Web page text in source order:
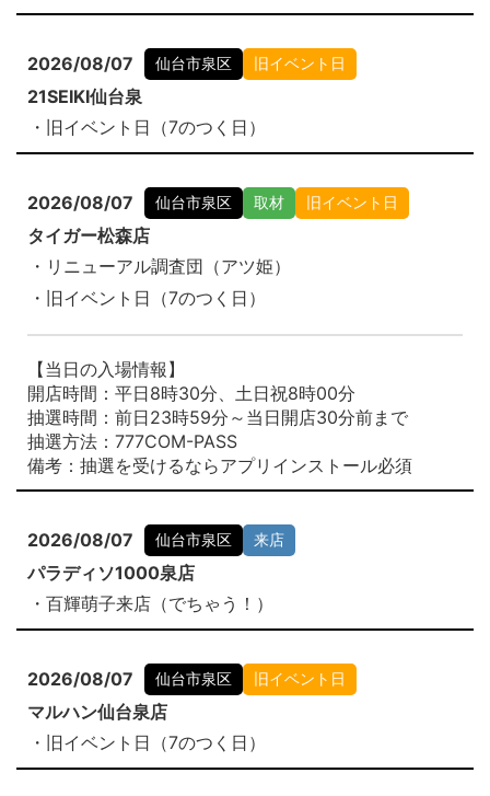
2026/08/07 仙台市泉区 旧イベント日
21SEIKI仙台泉
・旧イベント日（7のつく日）
2026/08/07 仙台市泉区 取材 旧イベント日
タイガー松森店
・リニューアル調査団（アツ姫）
・旧イベント日（7のつく日）
【当日の入場情報】
開店時間：平日8時30分、土日祝8時00分
抽選時間：前日23時59分～当日開店30分前まで
抽選方法：777COM-PASS
備考：抽選を受けるならアプリインストール必須
2026/08/07 仙台市泉区 来店
パラディソ1000泉店
・百輝萌子来店（でちゃう！）
2026/08/07 仙台市泉区 旧イベント日
マルハン仙台泉店
・旧イベント日（7のつく日）